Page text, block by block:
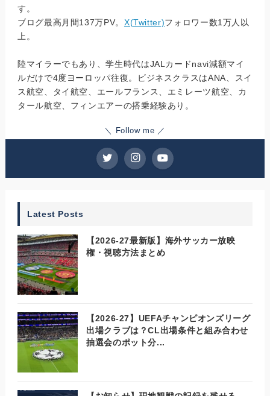
す。
ブログ最高月間137万PV。 X(Twitter)フォロワー数1万人以
上。
陸マイラーでもあり、学生時代はJALカードnavi減額マイ
ルだけで4度ヨーロッパ往復。ビジネスクラスはANA、スイ
ス航空、タイ航空、エールフランス、エミレーツ航空、カ
タール航空、フィンエアーの搭乗経験あり。
＼ Follow me ／
Latest Posts
【2026-27最新版】海外サッカー放映
権・視聴方法まとめ
【2026-27】UEFAチャンピオンズリーグ
出場クラブは？CL出場条件と組み合わせ
抽選会のポット分...